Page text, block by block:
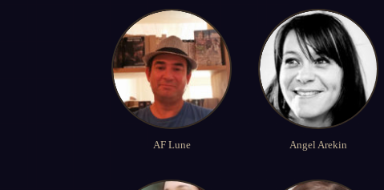
AF Lune Angel Arekin